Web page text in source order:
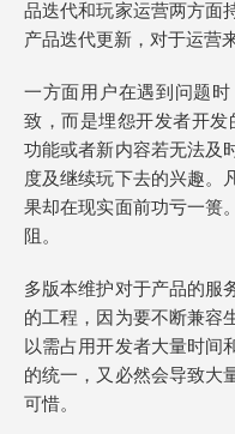
品迭代和玩家运营两方面
产品迭代更新，对于运营
一方面用户在遇到问题
致，而是埋怨开发者开
功能或者新内容若无法及
度及继续玩下去的兴趣。
果却在现实面前功亏一篑
阻。
多版本维护对于产品的服
的工程，因为要不断兼容
以需占用开发者大量时间
的统一，又必然会导致大
可惜。